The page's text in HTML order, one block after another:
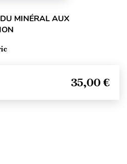
MINÉRAL AUX
35,00 €